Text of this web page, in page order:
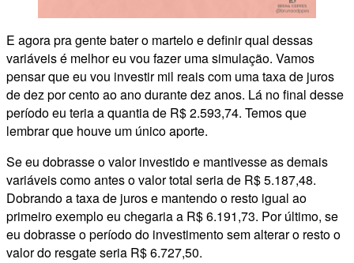
E agora pra gente bater o martelo e definir qual dessas
variáveis é melhor eu vou fazer uma simulação. Vamos
pensar que eu vou investir mil reais com uma taxa de juros
de dez por cento ao ano durante dez anos. Lá no final desse
período eu teria a quantia de R$ 2.593,74. Temos que
lembrar que houve um único aporte.
Se eu dobrasse o valor investido e mantivesse as demais
variáveis como antes o valor total seria de R$ 5.187,48.
Dobrando a taxa de juros e mantendo o resto igual ao
primeiro exemplo eu chegaria a R$ 6.191,73. Por último, se
eu dobrasse o período do investimento sem alterar o resto o
valor do resgate seria R$ 6.727,50.